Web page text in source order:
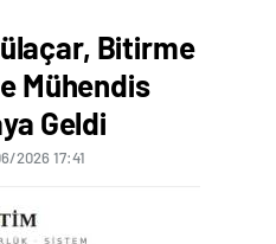
Bitirme
Mühendis
Geldi
2026 17:41